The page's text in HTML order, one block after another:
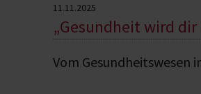
11.11.2025
„Gesundheit wird
Vom Gesundheitswesen